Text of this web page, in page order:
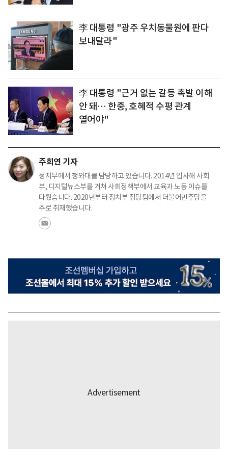
李 대통령 "광주 우치동물원에 판다
보내달라"
李 대통령 "근거 없는 갈등 촉발 이해
안 돼… 한중, 호혜적 수평 관계
열어야"
주희연 기자
정치부에서 청와대를 담당하고 있습니다. 2014년 입사해 사회
부, 디지털뉴스부를 거쳐 사회정책부에서 교육과 노동 이슈를
다뤘습니다. 2020년부터 정치부 정당팀에서 더불어민주당을
주로 취재했습니다.